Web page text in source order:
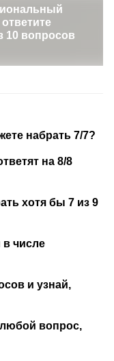
10 вопросов
набрать 7/7?
на 8/8
хотя бы 7 из 9
в числе
и узнай,
вопрос,